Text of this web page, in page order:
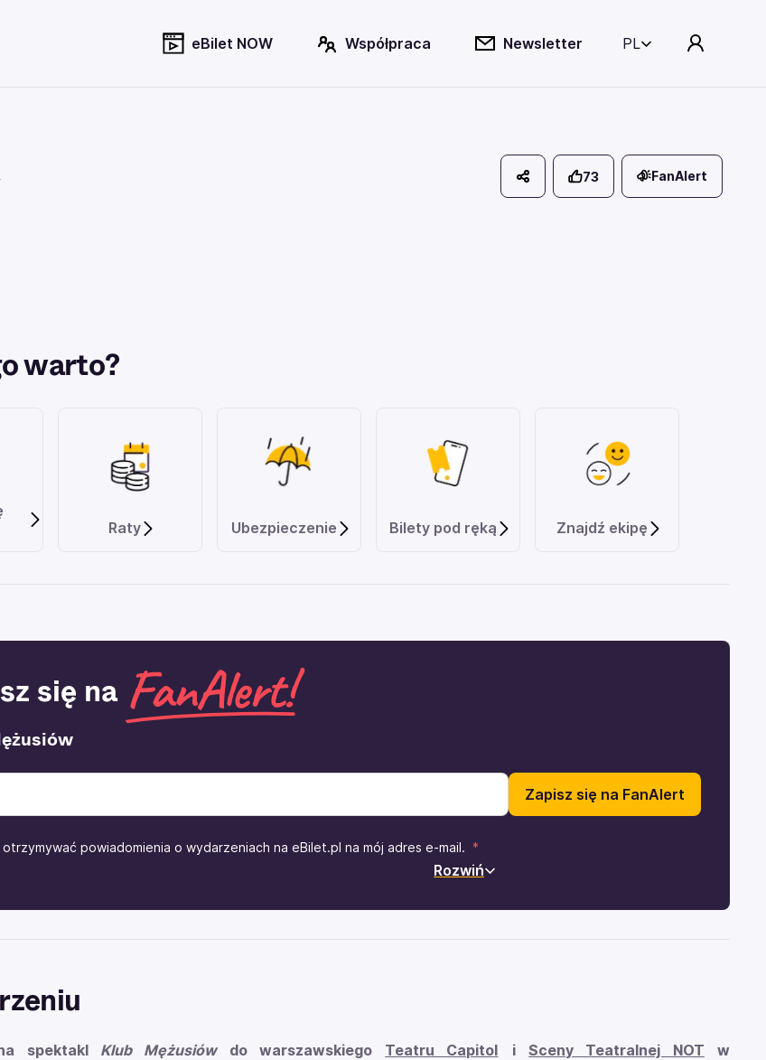
eBilet NOW Współpraca Newsletter PL
73 FanAlert
warto?
Raty Ubezpieczenie Bilety pod ręką Znajdź ekipę
się na
Zapisz się na FanAlert
powiadomienia o wydarzeniach na eBilet.pl na mój adres e-mail.
Rozwiń
spektakl Klub Mężusiówdo warszawskiego Teatru Capitol i Sceny Teatralnej NOT w